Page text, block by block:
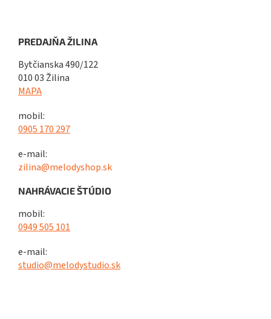
PREDAJŇA ŽILINA
Bytčianska 490/122
010 03 Žilina
MAPA
mobil:
0905 170 297
e-mail:
zilina@melodyshop.sk
NAHRÁVACIE ŠTÚDIO
mobil:
0949 505 101
e-mail:
studio@melodystudio.sk